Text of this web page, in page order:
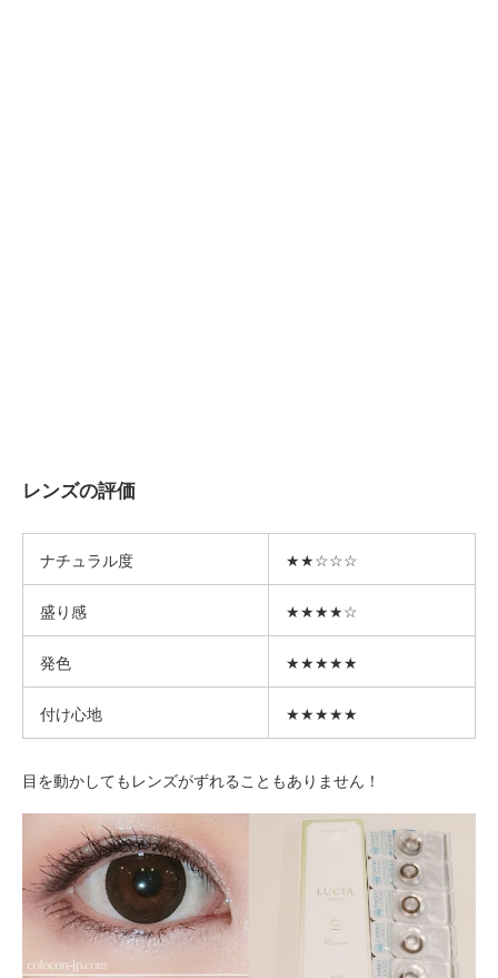
レンズの評価
ナチュラル度 ★★☆☆☆
盛り感 ★★★★☆
発色 ★★★★★
付け心地 ★★★★★
目を動かしてもレンズがずれることもありません！